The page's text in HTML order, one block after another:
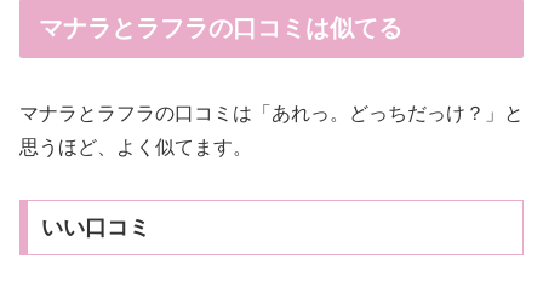
マナラとラフラの口コミは似てる
マナラとラフラの口コミは「あれっ。どっちだっけ？」と
思うほど、よく似てます。
いい口コミ